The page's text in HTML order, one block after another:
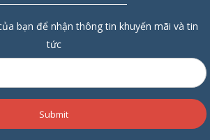
bạn để nhận thông tin khuyến mãi và tin
tức
Submit